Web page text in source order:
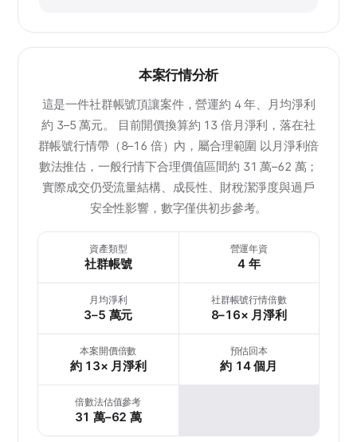
本案行情分析
這是一件社群帳號頂讓案件，營運約 4 年、月均淨利
約 3–5 萬元。 目前開價換算約 13 倍月淨利，落在社
群帳號行情帶（8–16 倍）內，屬合理範圍 以月淨利倍
數法推估，一般行情下合理價值區間約 31 萬–62 萬；
實際成交仍受流量結構、成長性、財稅潔淨度與過戶
安全性影響，數字僅供初步參考。
資產類型
社群帳號
營運年資
4 年
月均淨利
3–5 萬元
社群帳號行情倍數
8–16× 月淨利
本案開價倍數
約 13× 月淨利
預估回本
約 14 個月
倍數法估值參考
31 萬–62 萬